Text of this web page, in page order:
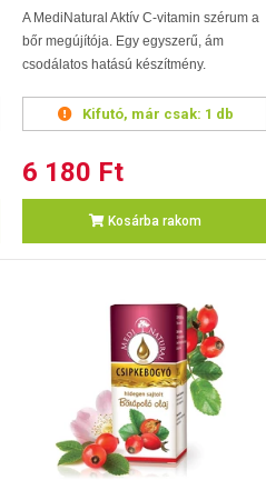
A MediNatural Aktív C-vitamin szérum a
bőr megújítója. Egy egyszerű, ám
csodálatos hatású készítmény.
Kifutó, már csak: 1 db
6 180 Ft
Kosárba rakom